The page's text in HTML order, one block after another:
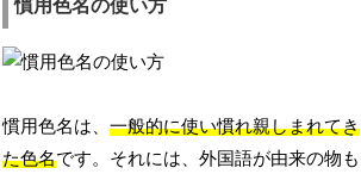
慣用色名の使い方
慣用色名は、一般的に使い慣れ親しまれてき
た色名です。それには、外国語が由来の物も